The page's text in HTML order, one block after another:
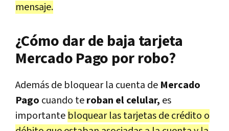
mensaje.
¿Cómo dar de baja tarjeta
Mercado Pago por robo?
Además de bloquear la cuenta de Mercado
Pago cuando teroban el celular, es
importante bloquear las tarjetas de crédito o